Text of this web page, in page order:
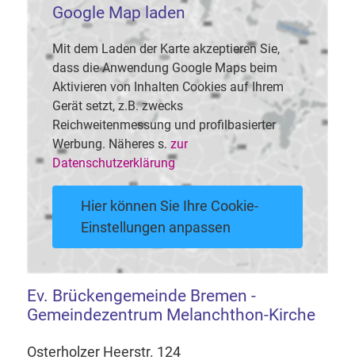
Google Map laden
Mit dem Laden der Karte akzeptieren Sie,
dass die Anwendung Google Maps beim
Aktivieren von Inhalten Cookies auf Ihrem
Gerät setzt, z.B. zwecks
Reichweitenmessung und profilbasierter
Werbung. Näheres s. zur
Datenschutzerklärung
Hier können Sie Ihre Cookie-
Einstellungen anpassen
Ev. Brückengemeinde Bremen -
Gemeindezentrum Melanchthon-Kirche
Osterholzer Heerstr. 124